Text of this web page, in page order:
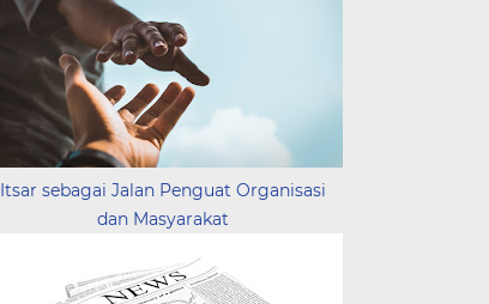
Itsar sebagai Jalan Penguat Organisasi
dan Masyarakat